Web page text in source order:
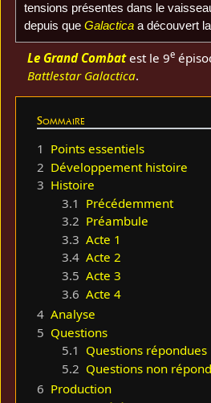
tensions présentes dans le
depuis que Galacticaa découvert la
Le Grand Combatest le 9e
Battlestar Galactica.
Sommaire
1 Points essentiels
2 Développement histoire
3 Histoire
3.1 Précédemment
3.2 Préambule
3.3 Acte 1
3.4 Acte 2
3.5 Acte 3
3.6 Acte 4
4 Analyse
5 Questions
5.1 Questions répondues
5.2 Questions non
6 Production